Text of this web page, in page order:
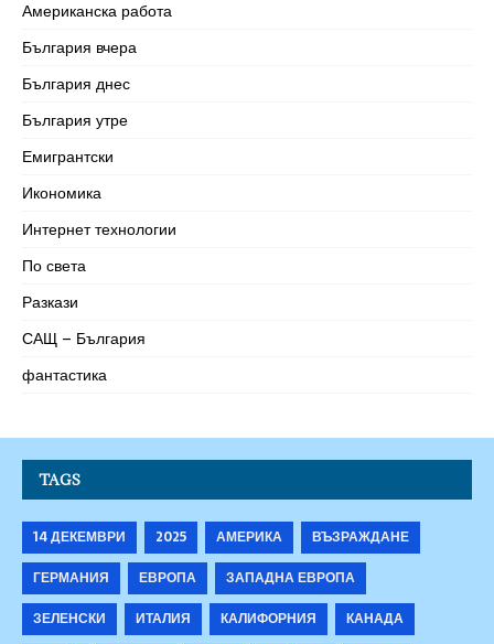
Американска работа
България вчера
България днес
България утре
Емигрантски
Икономика
Интернет технологии
По света
Разкази
САЩ – България
фантастика
TAGS
14 ДЕКЕМВРИ 2025 АМЕРИКА
ВЪЗРАЖДАНЕ
ГЕРМАНИЯ
ЕВРОПА
ЗАПАДНА ЕВРОПА
ЗЕЛЕНСКИ
ИТАЛИЯ КАЛИФОРНИЯ
КАНАДА